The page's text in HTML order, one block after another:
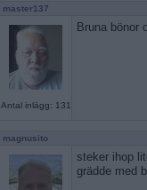
master137
Antal inlägg: 131
Bruna bönor
magnusito
steker ihop
grädde med